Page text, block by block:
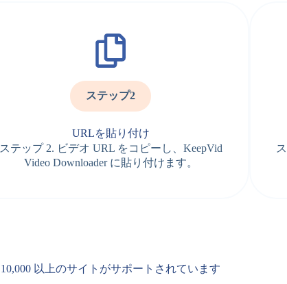
ステップ2
URLを貼り付け
ステップ 2. ビデオ URL をコピーし、KeepVid
Video Downloader に貼り付けます。
10,000 以上のサイトがサポートされています